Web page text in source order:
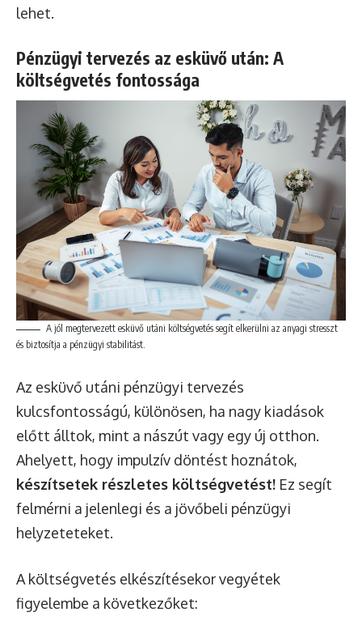
lehet.
Pénzügyi tervezés az esküvő után: A
költségvetés fontossága
A jól megtervezett esküvő utáni költségvetés segít elkerülni az anyagi stresszt
és biztosítja a pénzügyi stabilitást.
Az esküvő utáni pénzügyi tervezés
kulcsfontosságú, különösen, ha nagy kiadások
előtt álltok, mint a nászút vagy egy új otthon.
Ahelyett, hogy impulzív döntést hoznátok,
készítsetek részletes költségvetést! Ez segít
felmérni a jelenlegi és a jövőbeli pénzügyi
helyzeteteket.
A költségvetés elkészítésekor vegyétek
figyelembe a következőket: